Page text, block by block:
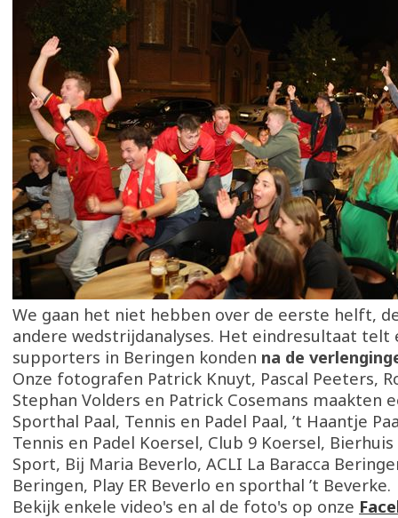
We gaan het niet hebben over de eerste helft,
andere wedstrijdanalyses. Het eindresultaat telt
supporters in Beringen konden na de
Onze fotografen Patrick Knuyt, Pascal Peeters,
Stephan Volders en Patrick Cosemans maakten
Sporthal Paal, Tennis en Padel Paal, ’t Haantje
Tennis en Padel Koersel, Club 9 Koersel,
Sport, Bij Maria Beverlo, ACLI La Baracca
Beringen, Play ER Beverlo en sporthal ’t Beverke.
Bekijk enkele video's en al de foto's op onze